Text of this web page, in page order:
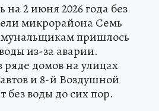
на 2 июня 2026 года без
микрорайона Семь
пришлось
из-за аварии.
домов на улицах
и 8-й Воздушной
воды до сих пор.